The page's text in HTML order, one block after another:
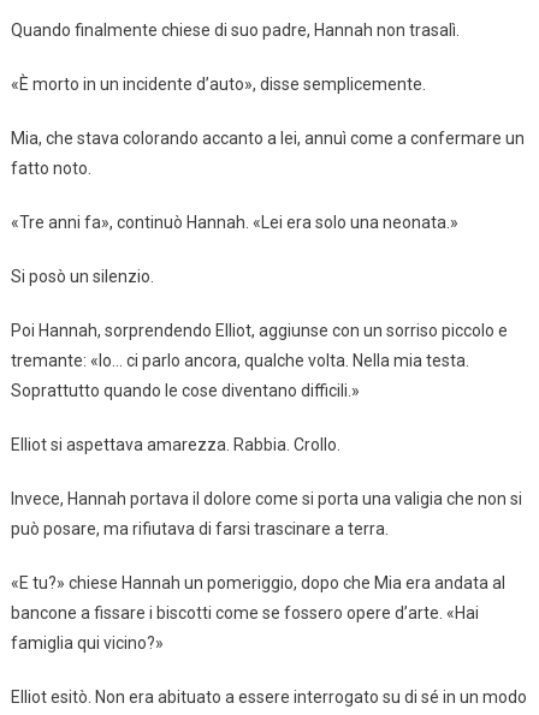
Quando finalmente chiese di suo padre, Hannah non trasalì.
«È morto in un incidente d’auto», disse semplicemente.
Mia, che stava colorando accanto a lei, annuì come a confermare un
fatto noto.
«Tre anni fa», continuò Hannah. «Lei era solo una neonata.»
Si posò un silenzio.
Poi Hannah, sorprendendo Elliot, aggiunse con un sorriso piccolo e
tremante: «Io… ci parlo ancora, qualche volta. Nella mia testa.
Soprattutto quando le cose diventano difficili.»
Elliot si aspettava amarezza. Rabbia. Crollo.
Invece, Hannah portava il dolore come si porta una valigia che non si
può posare, ma rifiutava di farsi trascinare a terra.
«E tu?» chiese Hannah un pomeriggio, dopo che Mia era andata al
bancone a fissare i biscotti come se fossero opere d’arte. «Hai
famiglia qui vicino?»
Elliot esitò. Non era abituato a essere interrogato su di sé in un modo